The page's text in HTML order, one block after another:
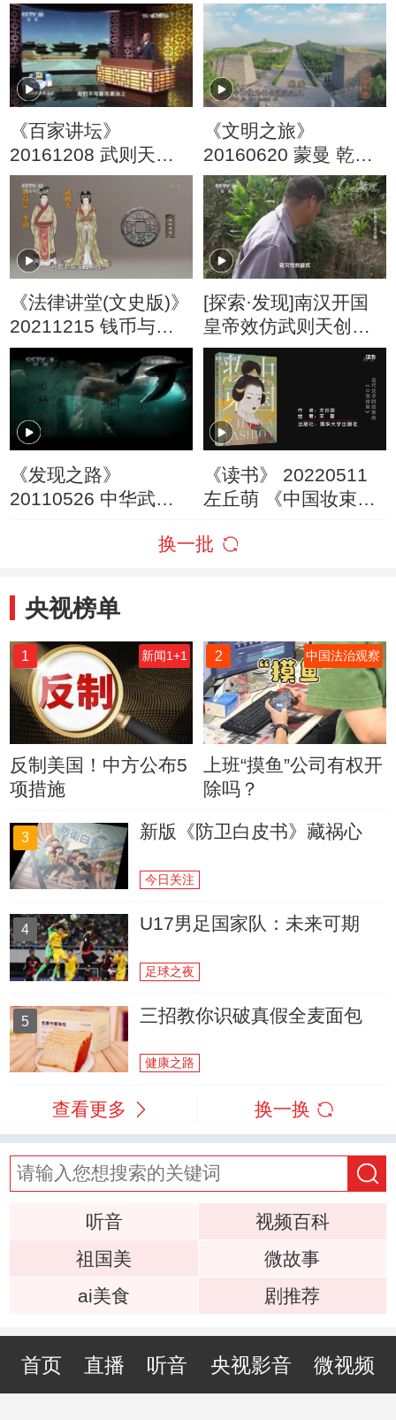
《百家讲坛》
20161208 武则天
（14）失控的皇后
《文明之旅》
20160620 蒙曼 乾陵
里的大唐盛世
《法律讲堂(文史版)》
20211215 钱币与王
朝·武则天铸币
[探索·发现]南汉开国
皇帝效仿武则天创造
䶮宇
《发现之路》
20110526 中华武功
《读书》 20220511
左丘萌 《中国妆束
代女子时尚指南：
换一批
央视榜单
1 新闻1+1
反制美国！中方公布5
项措施
2 中国法治观察
上班“摸鱼”公司有权开
除吗？
3 新版《防卫白皮书》藏祸心
今日关注
4 U17男足国家队：未来可期
足球之夜
5 三招教你识破真假全麦面包
健康之路
查看更多 换一换
听音
视频百科
祖国美
微故事
ai美食
剧推荐
首页 直播 听音 央视影音 微视频